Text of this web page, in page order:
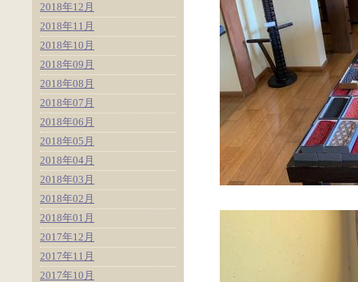
2018年12月
2018年11月
2018年10月
2018年09月
2018年08月
2018年07月
2018年06月
2018年05月
2018年04月
2018年03月
2018年02月
2018年01月
2017年12月
2017年11月
2017年10月